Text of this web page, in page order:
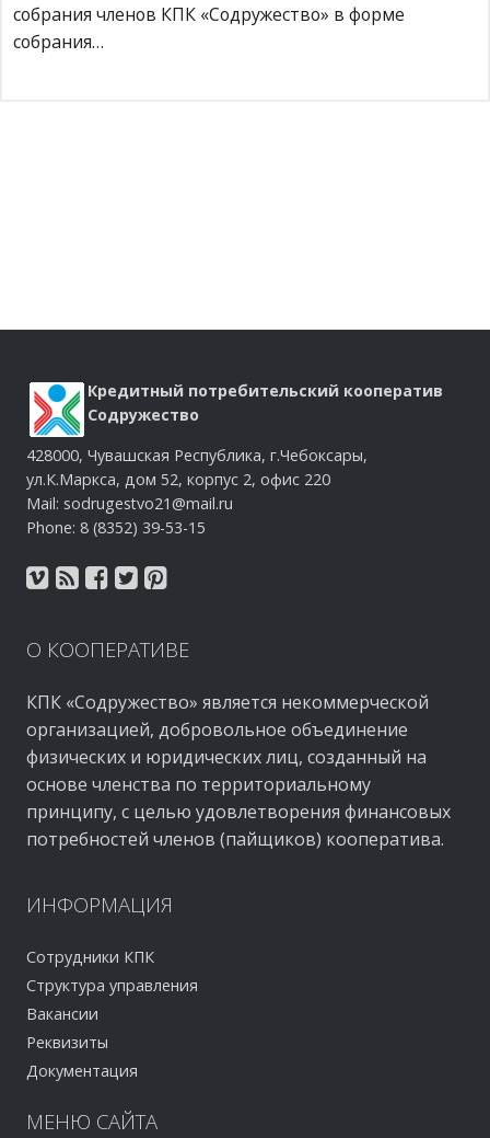
собрания членов КПК «Содружество» в форме
собрания…
Кредитный потребительский кооператив
Содружество
428000, Чувашская Республика, г.Чебоксары,
ул.К.Маркса, дом 52, корпус 2, офис 220
Mail: sodrugestvo21@mail.ru
Phone: 8 (8352) 39-53-15
О КООПЕРАТИВЕ
КПК «Содружество» является некоммерческой
организацией, добровольное объединение
физических и юридических лиц, созданный на
основе членства по территориальному
принципу, с целью удовлетворения финансовых
потребностей членов (пайщиков) кооператива.
ИНФОРМАЦИЯ
Сотрудники КПК
Структура управления
Вакансии
Реквизиты
Документация
МЕНЮ САЙТА